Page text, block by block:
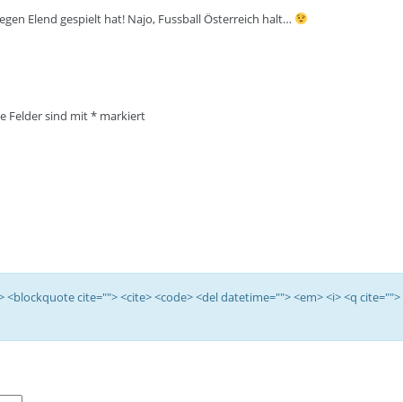
Elend gespielt hat! Najo, Fussball Österreich halt…
Felder sind mit* markiert
cite=""> <cite> <code> <del datetime=""> <em> <i> <q cite="">